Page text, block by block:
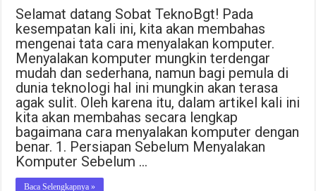
Selamat datang Sobat TeknoBgt! Pada
kesempatan kali ini, kita akan membahas
mengenai tata cara menyalakan komputer.
Menyalakan komputer mungkin terdengar
mudah dan sederhana, namun bagi pemula di
dunia teknologi hal ini mungkin akan terasa
agak sulit. Oleh karena itu, dalam artikel kali ini
kita akan membahas secara lengkap
bagaimana cara menyalakan komputer dengan
benar. 1. Persiapan Sebelum Menyalakan
Komputer Sebelum …
Baca Selengkapnya »